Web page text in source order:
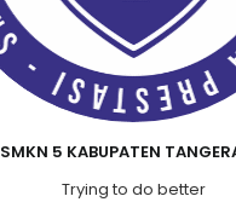
SMKN 5 KABUPATEN
Trying to do better